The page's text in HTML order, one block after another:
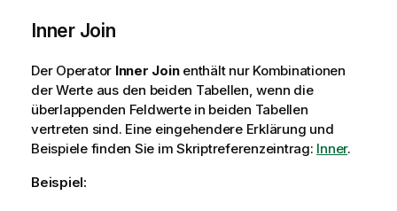
Inner Join
Der Operator Inner Joinenthält nur Kombinationen
der Werte aus den beiden Tabellen, wenn die
überlappenden Feldwerte in beiden Tabellen
vertreten sind. Eine eingehendere Erklärung und
Beispiele finden Sie im Skriptreferenzeintrag: Inner.
Beispiel: